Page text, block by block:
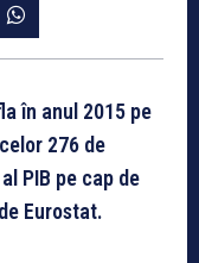
în anul 2015 pe
276 de
PIB pe cap de
Eurostat.